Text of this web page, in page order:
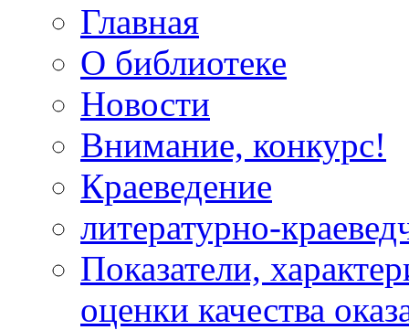
Главная
О библиотеке
Новости
Внимание, конкурс!
Краеведение
литературно-
Показатели,
оценки качества